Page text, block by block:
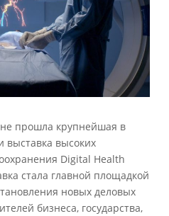
прошла крупнейшая в
выставка высоких
Digital Health
стала главной площадкой
новых деловых
бизнеса, государства,